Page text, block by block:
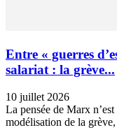
Entre « guerres
salariat : la grève...
10 juillet 2026
La pensée de Marx
modélisation de la